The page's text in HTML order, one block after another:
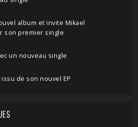
album et invite Mikael
son premier single
un nouveau single
de son nouvel EP